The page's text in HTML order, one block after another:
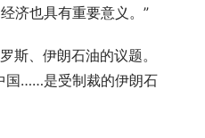
济也具有重要意义。”
斯、伊朗石油的议题。
国……是受制裁的伊朗石